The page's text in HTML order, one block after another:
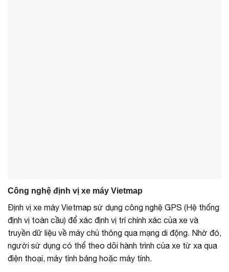
Công nghệ định vị xe máy Vietmap
Định vị xe máy Vietmap sử dụng công nghệ GPS (Hệ thống
định vị toàn cầu) để xác định vị trí chính xác của xe và
truyền dữ liệu về máy chủ thông qua mạng di động. Nhờ đó,
người sử dụng có thể theo dõi hành trình của xe từ xa qua
điện thoại, máy tính bảng hoặc máy tính.